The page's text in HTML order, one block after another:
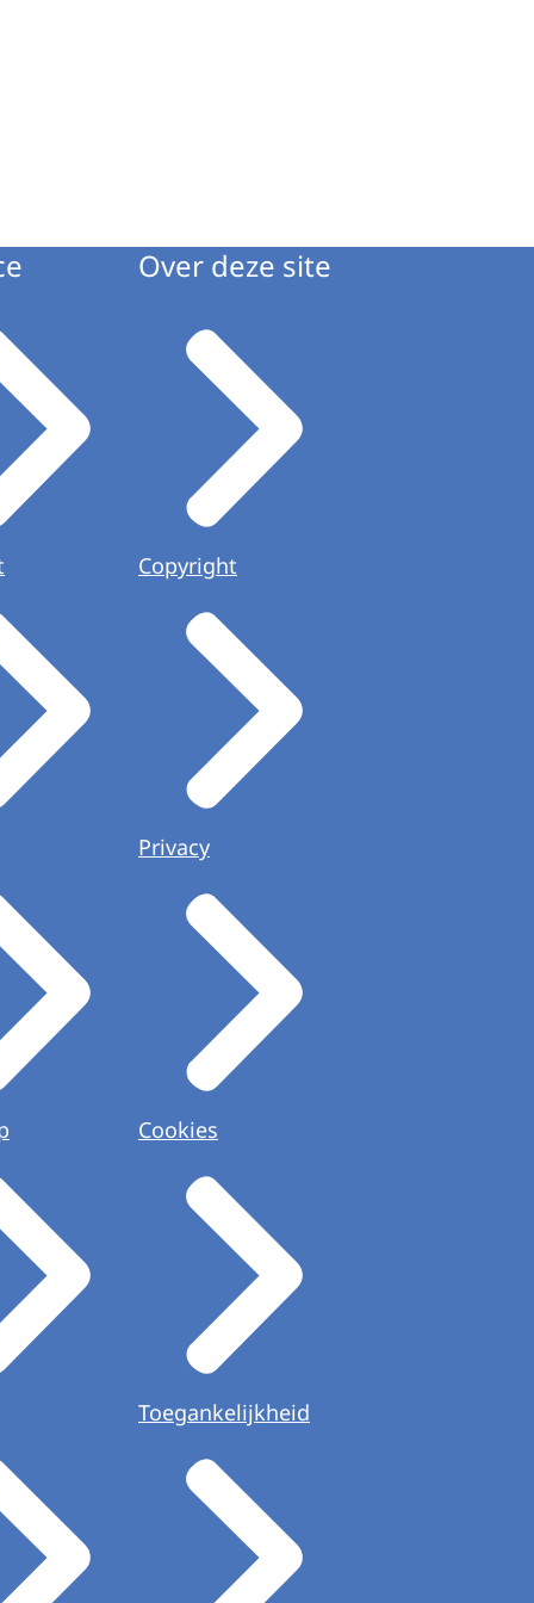
Over deze site
Copyright
Privacy
Cookies
Toegankelijkheid